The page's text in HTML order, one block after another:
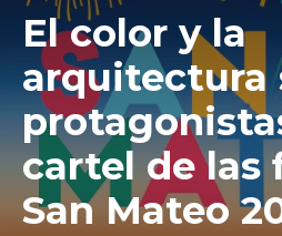
El color y la
arquitectura
cartel de las
San Mateo